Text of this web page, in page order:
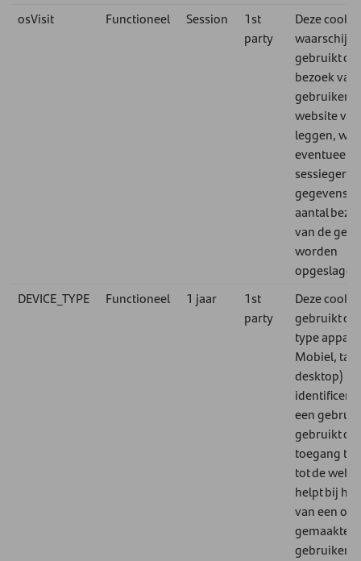
osVisit
Functioneel Session
1st
party
Deze
gebruikt
bezoek van
gebruiker
website
leggen,
eventueel
gegevens
aantal
van de
worden
DEVICE_TYPE
Functioneel 1 jaar
1st
party
Deze
gebruikt
type
Mobiel,
desktop) te
een
gebruikt om
toegang te
tot de
helpt bij
van een op
gemaakte